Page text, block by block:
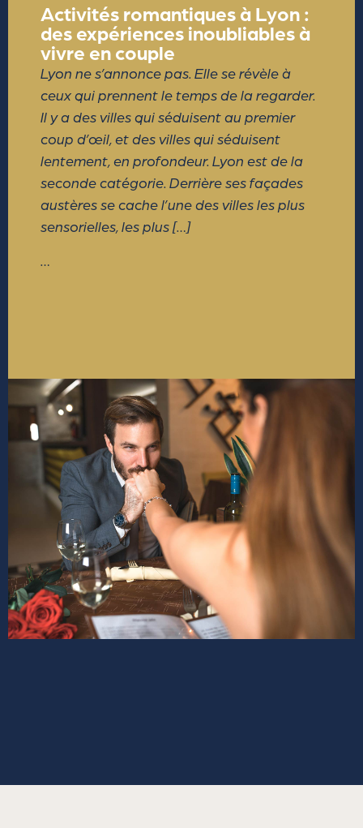
Activités romantiques à Lyon :
des expériences inoubliables à
vivre en couple
Lyon ne s’annonce pas. Elle se révèle à
ceux qui prennent le temps de la regarder.
Il y a des villes qui séduisent au premier
coup d’œil, et des villes qui séduisent
lentement, en profondeur. Lyon est de la
seconde catégorie. Derrière ses façades
austères se cache l’une des villes les plus
sensorielles, les plus […]
…